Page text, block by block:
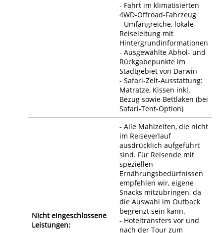
- Fahrt im klimatisierten
4WD-Offroad-Fahrzeug
- Umfangreiche, lokale
Reiseleitung mit
Hintergrundinformationen
- Ausgewählte Abhol- und
Rückgabepunkte im
Stadtgebiet von Darwin
- Safari-Zelt-Ausstattung:
Matratze, Kissen inkl.
Bezug sowie Bettlaken (bei
Safari-Tent-Option)
Nicht eingeschlossene
Leistungen:
- Alle Mahlzeiten, die nicht
im Reiseverlauf
ausdrücklich aufgeführt
sind. Für Reisende mit
speziellen
Ernährungsbedürfnissen
empfehlen wir, eigene
Snacks mitzubringen, da
die Auswahl im Outback
begrenzt sein kann.
- Hoteltransfers vor und
nach der Tour zum